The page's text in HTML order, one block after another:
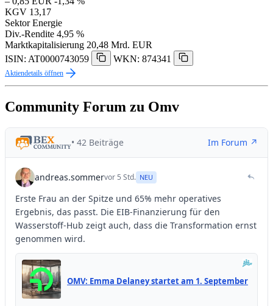
KGV 13,17
Sektor Energie
Div.-Rendite 4,95 %
Marktkapitalisierung 20,48 Mrd. EUR
ISIN: AT0000743059
WKN: 874341
Aktiendetails öffnen
Community Forum zu Omv